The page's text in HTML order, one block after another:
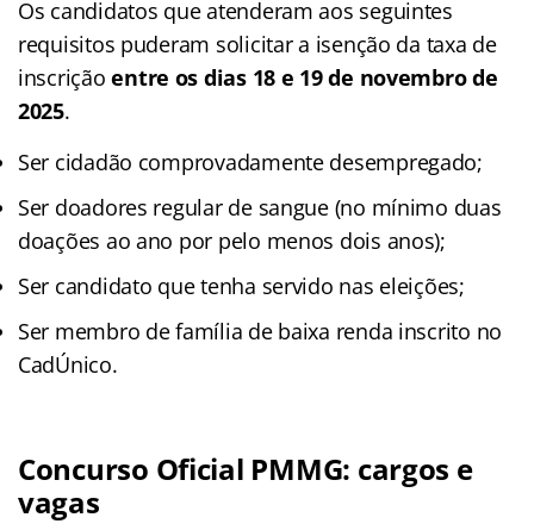
Os candidatos que atenderam aos seguintes
requisitos puderam solicitar a isenção da taxa de
inscriçãoentre os dias 18 e 19 de novembro de
2025.
Ser cidadão comprovadamente desempregado;
Ser doadores regular de sangue (no mínimo duas
doações ao ano por pelo menos dois anos);
Ser candidato que tenha servido nas eleições;
Ser membro de família de baixa renda inscrito no
CadÚnico.
Concurso Oficial PMMG: cargos e
vagas